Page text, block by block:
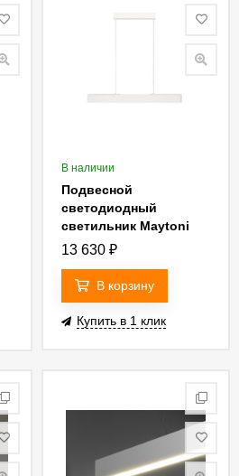
В наличии
Подвесной
светодиодный
светильник Maytoni
Step P010PL-L23W
13 630 ₽
В корзину
Купить в 1 клик